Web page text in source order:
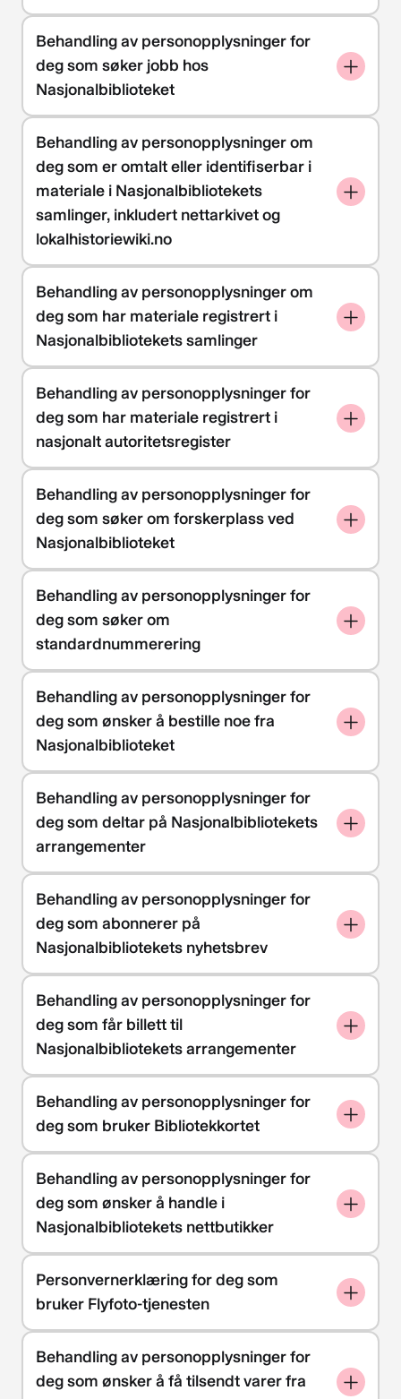
Behandling av personopplysninger for
deg som søker jobb hos
Nasjonalbiblioteket
Behandling av personopplysninger om
deg som er omtalt eller identifiserbar i
materiale i Nasjonalbibliotekets
samlinger, inkludert nettarkivet og
lokalhistoriewiki.no
Behandling av personopplysninger om
deg som har materiale registrert i
Nasjonalbibliotekets samlinger
Behandling av personopplysninger for
deg som har materiale registrert i
nasjonalt autoritetsregister
Behandling av personopplysninger for
deg som søker om forskerplass ved
Nasjonalbiblioteket
Behandling av personopplysninger for
deg som søker om
standardnummerering
Behandling av personopplysninger for
deg som ønsker å bestille noe fra
Nasjonalbiblioteket
Behandling av personopplysninger for
deg som deltar på Nasjonalbibliotekets
arrangementer
Behandling av personopplysninger for
deg som abonnerer på
Nasjonalbibliotekets nyhetsbrev
Behandling av personopplysninger for
deg som får billett til
Nasjonalbibliotekets arrangementer
Behandling av personopplysninger for
deg som bruker Bibliotekkortet
Behandling av personopplysninger for
deg som ønsker å handle i
Nasjonalbibliotekets nettbutikker
Personvernerklæring for deg som
bruker Flyfoto-tjenesten
Behandling av personopplysninger for
deg som ønsker å få tilsendt varer fra